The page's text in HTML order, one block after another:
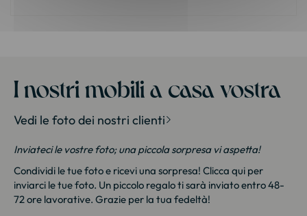
I nostri mobili a casa vostra
Vedi le foto dei nostri clienti
Inviateci le vostre foto; una piccola sorpresa vi aspetta!
Condividi le tue foto e ricevi una sorpresa! Clicca qui per
inviarci le tue foto. Un piccolo regalo ti sarà inviato entro 48-
72 ore lavorative. Grazie per la tua fedeltà!